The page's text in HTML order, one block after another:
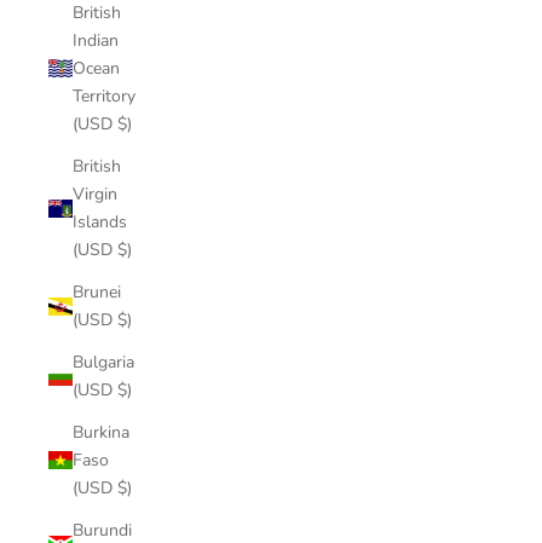
British
Indian
Ocean
Territory
(USD $)
British
Virgin
Islands
(USD $)
Brunei
(USD $)
Bulgaria
(USD $)
Burkina
Faso
(USD $)
Burundi